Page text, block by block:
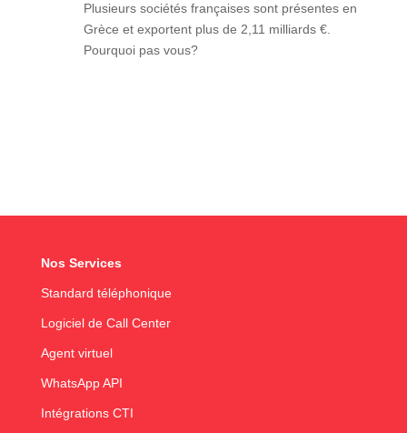
Plusieurs sociétés françaises sont présentes en
Grèce et exportent plus de 2,11 milliards €.
Pourquoi pas vous?
Nos Services
Standard téléphonique
Logiciel de Call Center
Agent virtuel
WhatsApp API
Intégrations CTI